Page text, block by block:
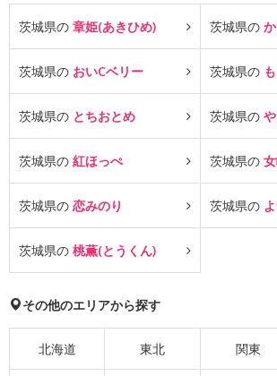
茨城県の 章姫(あきひめ) 茨城県の
茨城県の おいCベリー 茨城県の
茨城県の とちおとめ 茨城県の
茨城県の 紅ほっぺ 茨城県の
茨城県の 恋みのり 茨城県の
茨城県の 桃薫(とうくん)
その他のエリアから探す
北海道 東北 関東